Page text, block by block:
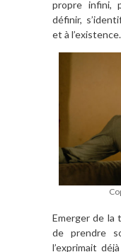
propre infini,
définir,
et à l’existence.
Emerger de la
de prendre
l’exprimait